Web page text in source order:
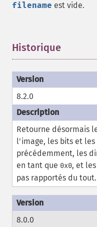
filename est vide.
Historique
8.2.0
Retourne désormais
l'image, les bits et les
précédemment, les
en tant que 0x0, et
pas rapportés du tout.
8.0.0